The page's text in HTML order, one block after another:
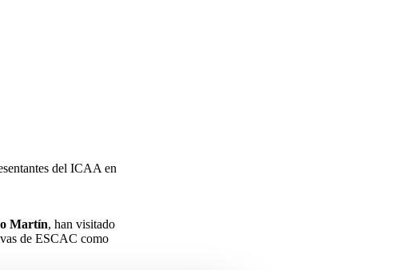
del ICAA en
Martín, han visitado
de ESCAC como